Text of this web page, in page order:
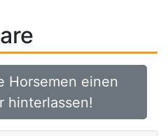
Horsemen einen
hinterlassen!